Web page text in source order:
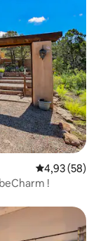
Évaluation
4,93 (58)
!